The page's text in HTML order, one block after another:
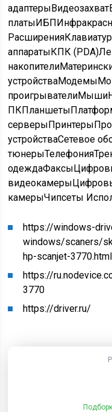
адаптерыВидеозахват
платыИБП
Расширения
аппаратыКПК (PDA)
накопители
устройстваМодемы
проигрывателиМыши
ПКПланшеты
серверыПринтеры
устройстваСетевое
тюнерыТелефония
одеждаФаксы
видеокамеры
камерыЧипсеты
https://windows-
windows/scaners/
hp-scanjet-3770.html
https://
3770
https://driver.ru/